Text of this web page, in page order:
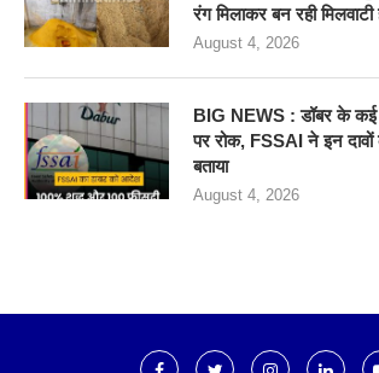
रंग मिलाकर बन रही मिलवाटी
August 4, 2026
BIG NEWS : डॉबर के कई
पर रोक, FSSAI ने इन दावों
बताया
August 4, 2026